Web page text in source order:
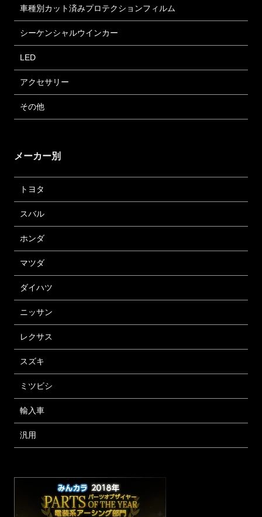
車種別カット済みプロテクションフィルム
シーケンシャルウインカー
LED
アクセサリー
その他
メーカー別
トヨタ
スバル
ホンダ
マツダ
ダイハツ
ニッサン
レクサス
スズキ
ミツビシ
輸入車
汎用